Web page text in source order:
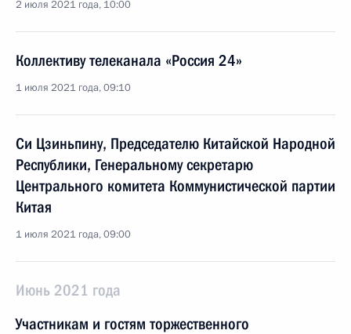
2 июля 2021 года, 10:00
Коллективу телеканала «Россия 24»
1 июля 2021 года, 09:10
Си Цзиньпину, Председателю Китайской Народной
Республики, Генеральному секретарю
Центрального комитета Коммунистической партии
Китая
1 июля 2021 года, 09:00
Июнь 2021 года
Участникам и гостям торжественного